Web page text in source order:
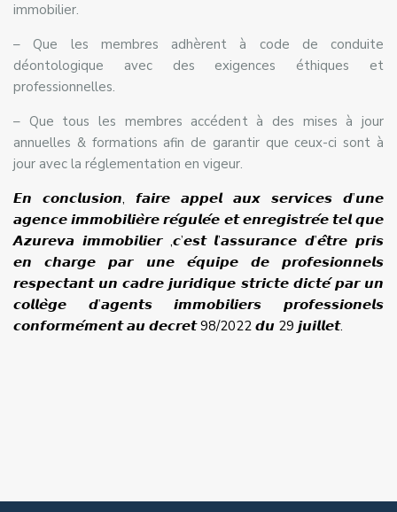
immobilier.
– Que les membres adhèrent à code de conduite
déontologique avec des exigences éthiques et
professionnelles.
– Que tous les membres accédent à des mises à jour
annuelles & formations afin de garantir que ceux-ci sont à
jour avec la réglementation en vigeur.
𝙀𝙣 𝙘𝙤𝙣𝙘𝙡𝙪𝙨𝙞𝙤𝙣, 𝙛𝙖𝙞𝙧𝙚 𝙖𝙥𝙥𝙚𝙡 𝙖𝙪𝙭 𝙨𝙚𝙧𝙫𝙞𝙘𝙚𝙨 𝙙’𝙪𝙣𝙚
𝙖𝙜𝙚𝙣𝙘𝙚 𝙞𝙢𝙢𝙤𝙗𝙞𝙡𝙞𝙚̀𝙧𝙚 𝙧𝙚́𝙜𝙪𝙡𝙚́𝙚 𝙚𝙩 𝙚𝙣𝙧𝙚𝙜𝙞𝙨𝙩𝙧𝙚́𝙚 𝙩𝙚𝙡 𝙦𝙪𝙚
𝘼𝙯𝙪𝙧𝙚𝙫𝙖 𝙞𝙢𝙢𝙤𝙗𝙞𝙡𝙞𝙚𝙧 ,𝙘’𝙚𝙨𝙩 𝙡’𝙖𝙨𝙨𝙪𝙧𝙖𝙣𝙘𝙚 𝙙’𝙚̂𝙩𝙧𝙚 𝙥𝙧𝙞𝙨
𝙚𝙣 𝙘𝙝𝙖𝙧𝙜𝙚 𝙥𝙖𝙧 𝙪𝙣𝙚 𝙚́𝙦𝙪𝙞𝙥𝙚 𝙙𝙚 𝙥𝙧𝙤𝙛𝙚𝙨𝙞𝙤𝙣𝙣𝙚𝙡𝙨
𝙧𝙚𝙨𝙥𝙚𝙘𝙩𝙖𝙣𝙩 𝙪𝙣 𝙘𝙖𝙙𝙧𝙚 𝙟𝙪𝙧𝙞𝙙𝙞𝙦𝙪𝙚 𝙨𝙩𝙧𝙞𝙘𝙩𝙚 𝙙𝙞𝙘𝙩𝙚́ 𝙥𝙖𝙧 𝙪𝙣
𝙘𝙤𝙡𝙡𝙚̀𝙜𝙚 𝙙’𝙖𝙜𝙚𝙣𝙩𝙨 𝙞𝙢𝙢𝙤𝙗𝙞𝙡𝙞𝙚𝙧𝙨 𝙥𝙧𝙤𝙛𝙚𝙨𝙨𝙞𝙤𝙣𝙚𝙡𝙨
𝙘𝙤𝙣𝙛𝙤𝙧𝙢𝙚́𝙢𝙚𝙣𝙩 𝙖𝙪 𝙙𝙚𝙘𝙧𝙚𝙩 98/2022 𝙙𝙪 29 𝙟𝙪𝙞𝙡𝙡𝙚𝙩.